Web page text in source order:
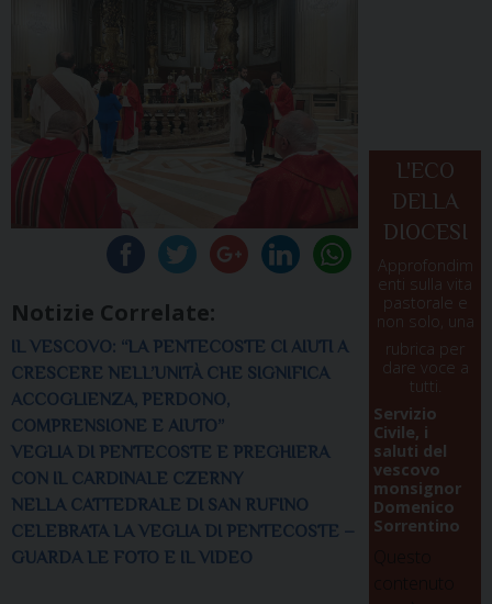
Notizie Correlate:
IL VESCOVO: “LA PENTECOSTE CI AIUTI A
CRESCERE NELL’UNITÀ CHE SIGNIFICA
ACCOGLIENZA, PERDONO,
COMPRENSIONE E AIUTO”
VEGLIA DI PENTECOSTE E PREGHIERA
CON IL CARDINALE CZERNY
NELLA CATTEDRALE DI SAN RUFINO
CELEBRATA LA VEGLIA DI PENTECOSTE –
GUARDA LE FOTO E IL VIDEO
L'ECO
DELLA
DIOCESI
Approfondim
enti sulla vita
pastorale e
non solo, una
rubrica per
dare voce a
tutti.
Servizio
Civile, i
saluti del
vescovo
monsignor
Domenico
Sorrentino